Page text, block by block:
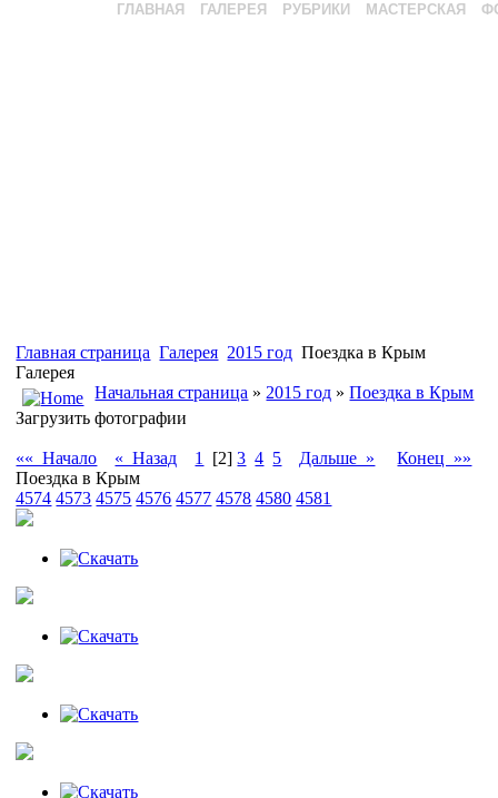
ГЛАВНАЯ ГАЛЕРЕЯ РУБРИКИ МАСТЕРСКАЯ
Главная страница Галерея 2015 год Поездка в Крым
Галерея
Начальная страница » 2015 год »Поездка в Крым
Загрузить фотографии
«« Начало « Назад 1 [2] 3 4 5 Дальше »
Конец »»
Поездка в Крым
4574 4573 4575 4576 4577 4578 4580 4581